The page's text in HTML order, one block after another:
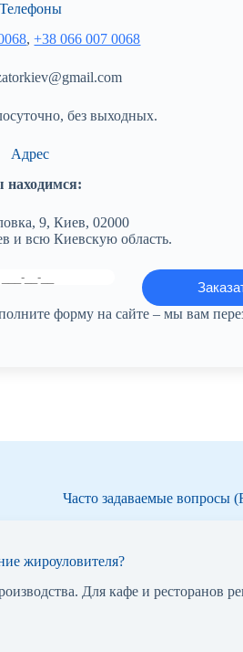
Телефоны
,+38 066 007 0068
без выходных.
Адрес
9, Киев, 02000
и всю Киевскую область.
форму на сайте – мы вам
Часто задаваемые вопросы
жироуловителя?
Для кафе и